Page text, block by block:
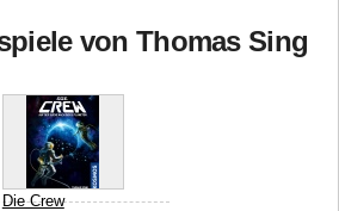
von Thomas Sing
Die Crew